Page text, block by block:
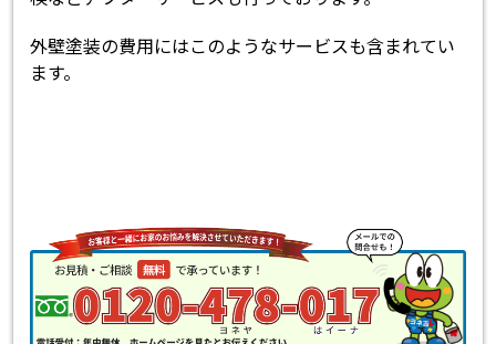
外壁塗装の費用にはこのようなサービスも含まれてい
ます。